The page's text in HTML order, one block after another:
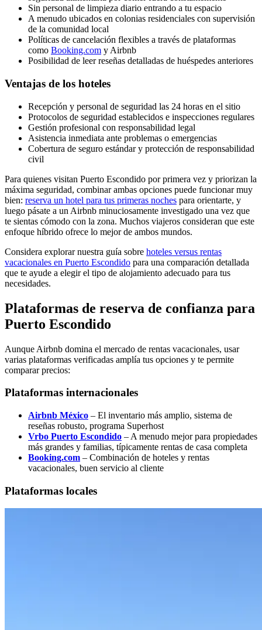
Sin personal de limpieza diario entrando a tu espacio
A menudo ubicados en colonias residenciales con supervisión
de la comunidad local
Políticas de cancelación flexibles a través de plataformas
como Booking.com y Airbnb
Posibilidad de leer reseñas detalladas de huéspedes anteriores
Ventajas de los hoteles
Recepción y personal de seguridad las 24 horas en el sitio
Protocolos de seguridad establecidos e inspecciones regulares
Gestión profesional con responsabilidad legal
Asistencia inmediata ante problemas o emergencias
Cobertura de seguro estándar y protección de responsabilidad
civil
Para quienes visitan Puerto Escondido por primera vez y priorizan la
máxima seguridad, combinar ambas opciones puede funcionar muy
bien: reserva un hotel para tus primeras noches para orientarte, y
luego pásate a un Airbnb minuciosamente investigado una vez que
te sientas cómodo con la zona. Muchos viajeros consideran que este
enfoque híbrido ofrece lo mejor de ambos mundos.
Considera explorar nuestra guía sobre hoteles versus rentas
vacacionales en Puerto Escondido para una comparación detallada
que te ayude a elegir el tipo de alojamiento adecuado para tus
necesidades.
Plataformas de reserva de confianza para
Puerto Escondido
Aunque Airbnb domina el mercado de rentas vacacionales, usar
varias plataformas verificadas amplía tus opciones y te permite
comparar precios:
Plataformas internacionales
Airbnb México – El inventario más amplio, sistema de
reseñas robusto, programa Superhost
Vrbo Puerto Escondido – A menudo mejor para propiedades
más grandes y familias, típicamente rentas de casa completa
Booking.com – Combinación de hoteles y rentas
vacacionales, buen servicio al cliente
Plataformas locales